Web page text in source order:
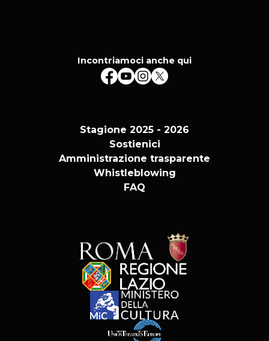
Incontriamoci anche qui
Stagione 2025 - 2026
Sostienici
Amministrazione trasparente
Whistleblowing
FAQ